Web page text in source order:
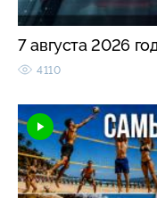
7 августа 2026
4110